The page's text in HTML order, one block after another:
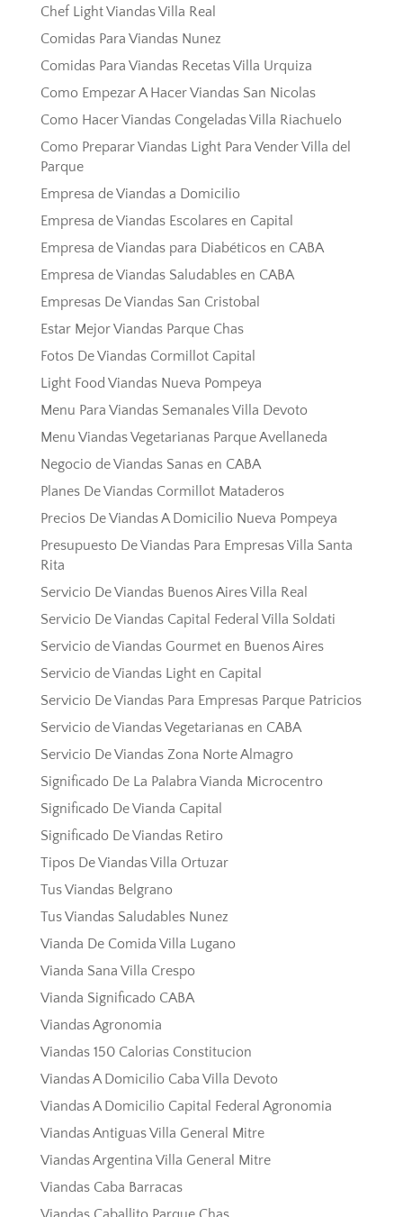
Chef Light Viandas Villa Real
Comidas Para Viandas Nunez
Comidas Para Viandas Recetas Villa Urquiza
Como Empezar A Hacer Viandas San Nicolas
Como Hacer Viandas Congeladas Villa Riachuelo
Como Preparar Viandas Light Para Vender Villa del
Parque
Empresa de Viandas a Domicilio
Empresa de Viandas Escolares en Capital
Empresa de Viandas para Diabéticos en CABA
Empresa de Viandas Saludables en CABA
Empresas De Viandas San Cristobal
Estar Mejor Viandas Parque Chas
Fotos De Viandas Cormillot Capital
Light Food Viandas Nueva Pompeya
Menu Para Viandas Semanales Villa Devoto
Menu Viandas Vegetarianas Parque Avellaneda
Negocio de Viandas Sanas en CABA
Planes De Viandas Cormillot Mataderos
Precios De Viandas A Domicilio Nueva Pompeya
Presupuesto De Viandas Para Empresas Villa Santa
Rita
Servicio De Viandas Buenos Aires Villa Real
Servicio De Viandas Capital Federal Villa Soldati
Servicio de Viandas Gourmet en Buenos Aires
Servicio de Viandas Light en Capital
Servicio De Viandas Para Empresas Parque Patricios
Servicio de Viandas Vegetarianas en CABA
Servicio De Viandas Zona Norte Almagro
Significado De La Palabra Vianda Microcentro
Significado De Vianda Capital
Significado De Viandas Retiro
Tipos De Viandas Villa Ortuzar
Tus Viandas Belgrano
Tus Viandas Saludables Nunez
Vianda De Comida Villa Lugano
Vianda Sana Villa Crespo
Vianda Significado CABA
Viandas Agronomia
Viandas 150 Calorias Constitucion
Viandas A Domicilio Caba Villa Devoto
Viandas A Domicilio Capital Federal Agronomia
Viandas Antiguas Villa General Mitre
Viandas Argentina Villa General Mitre
Viandas Caba Barracas